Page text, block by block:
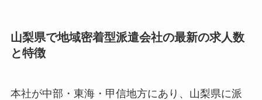
山梨県で地域密着型派遣会社の最新の求人数
と特徴
本社が中部・東海・甲信地方にあり、山梨県に派